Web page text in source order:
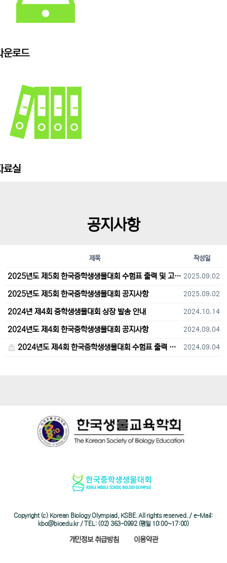
운로드
료실
공지사항
제목 작성일
2025년도 제5회 한국중학생생물대회 수험표 출력 및 고사장 오시는 길 안내 2025.09.02
2025년도 제5회 한국중학생생물대회 공지사항 2025.09.02
2024년 제4회 중학생생물대회 상장 발송 안내 2024.10.14
2024년도 제4회 한국중학생생물대회 공지사항 2024.09.04
2024년도 제4회 한국중학생생물대회 수험표 출력 및 고사장 오시는 길 안내 2024.09.04
Copyright (c) Korean Biology Olympiad, KSBE. All rights reserved. / e-Mail:
kbo@bioedu.kr / TEL: (02) 363-0992 (평일 10:00~17:00)
개인정보 취급방침 이용약관